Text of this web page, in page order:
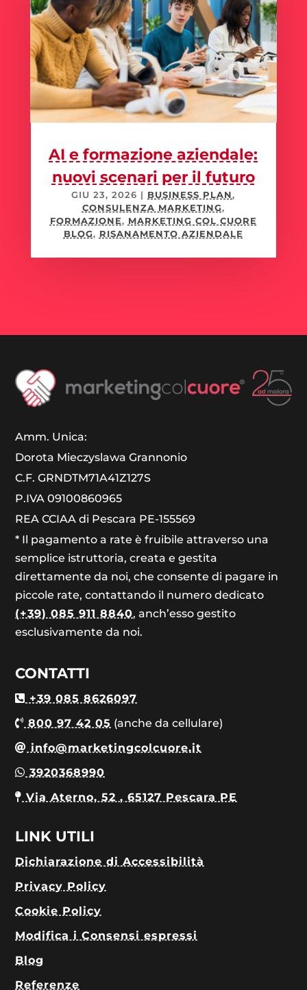
AI e formazione aziendale:
nuovi scenari per il futuro
GIU 23, 2026 | BUSINESS PLAN,
CONSULENZA MARKETING,
FORMAZIONE, MARKETING COL CUORE
BLOG, RISANAMENTO AZIENDALE
Amm. Unica:
Dorota Mieczyslawa Grannonio
C.F. GRNDTM71A41Z127S
P.IVA 09100860965
REA CCIAA di Pescara PE-155569
* Il pagamento a rate è fruibile attraverso una
semplice istruttoria, creata e gestita
direttamente da noi, che consente di pagare in
piccole rate, contattando il numero dedicato
(+39) 085 911 8840, anch’esso gestito
esclusivamente da noi.
CONTATTI
+39 085 8626097
800 97 42 05 (anche da cellulare)
info@marketingcolcuore.it
3920368990
Via Aterno, 52 , 65127 Pescara PE
LINK UTILI
Dichiarazione di Accessibilità
Privacy Policy
Cookie Policy
Modifica i Consensi espressi
Blog
Referenze